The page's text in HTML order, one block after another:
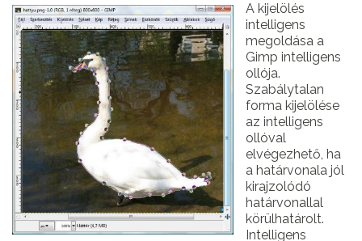
A kijelölés
intelligens
megoldása a
Gimp intelligens
ollója.
Szabálytalan
forma kijelölése
az intelligens
ollóval
elvégezhető, ha
a határvonala jól
kirajzolódó
határvonallal
körülhatárolt.
Intelligens